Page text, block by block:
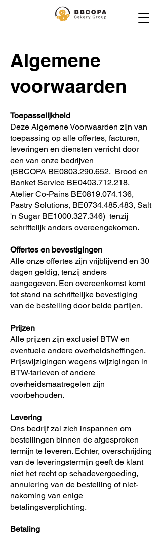
Algemene
voorwaarden
Toepasselijkheid
Deze Algemene Voorwaarden zijn van
toepassing op alle offertes, facturen,
leveringen en diensten verricht door
een van onze bedrijven
(BBCOPA BE0803.290.652, Brood en
Banket Service BE0403.712.218,
Atelier Co-Pains BE0819.074.136,
Pastry Solutions, BE0734.485.483, Salt
'n Sugar BE1000.327.346) tenzij
schriftelijk anders overeengekomen.
Offertes en bevestigingen
Alle onze offertes zijn vrijblijvend en 30
dagen geldig, tenzij anders
aangegeven. Een overeenkomst komt
tot stand na schriftelijke bevestiging
van de bestelling door beide partijen.
Prijzen
Alle prijzen zijn exclusief BTW en
eventuele andere overheidsheffingen.
Prijswijzigingen wegens wijzigingen in
BTW-tarieven of andere
overheidsmaatregelen zijn
voorbehouden.
Levering
Ons bedrijf zal zich inspannen om
bestellingen binnen de afgesproken
termijn te leveren. Echter, overschrijding
van de leveringstermijn geeft de klant
niet het recht op schadevergoeding,
annulering van de bestelling of niet-
nakoming van enige
betalingsverplichting.
Betaling